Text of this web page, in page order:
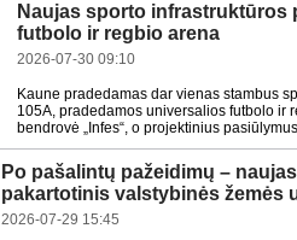
Naujas sporto infrastruktūros
futbolo ir regbio arena
2026-07-30 09:10
Kaune pradedamas dar vienas stambus
105A, pradedamos universalios futbolo ir
bendrovė „Infes“, o projektinius
Po pašalintų pažeidimų –
pakartotinis valstybinės žemės
2026-07-29 15:45